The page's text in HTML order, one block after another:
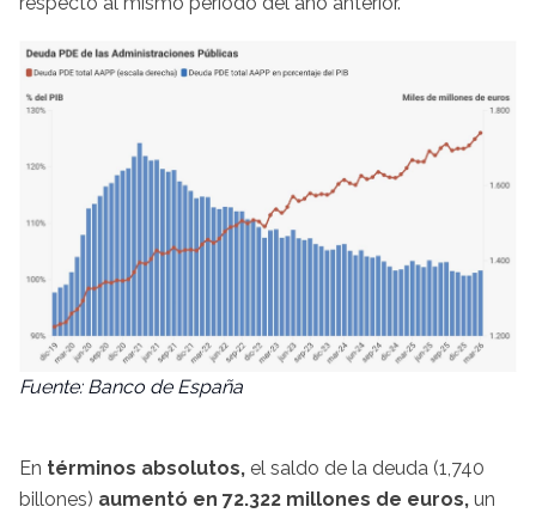
Fuente: Banco de España
En términos absolutos, el saldo de la deuda (1,740
billones) aumentó en 72.322 millones de euros, un